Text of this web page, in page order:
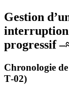
Gestion
interruption
progressif
Chronologie
T‑02)